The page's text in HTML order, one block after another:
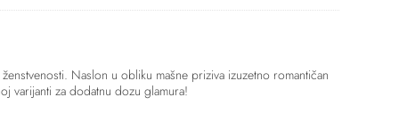
Naslon u obliku mašne priziva izuzetno romantičan
varijanti za dodatnu dozu glamura!